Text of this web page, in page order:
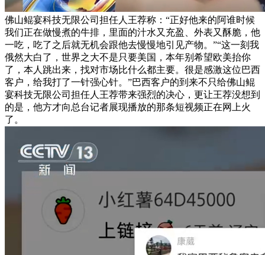
佛山鲲宴科技无限公司担任人王荐称：“正好他来的阿谁时候
我们正在做慢煮的牛排，里面的汁水又充盈、外表又酥脆，他
一吃，吃了之后就无机会跟他去慢慢地引见产物。”“这一刻我
俄然大白了，世界之大不是只要美国，本年别希望欧美抬你
了，本人跳出来，找对市场比什么都主要。很是感激这位巴西
客户，给我打了一针强心针。”巴西客户的到来不只给佛山鲲
宴科技无限公司担任人王荐带来强烈的决心，更让王荐没想到
的是，他方才向总台记者展现播放的那条短视频正在网上火
了。